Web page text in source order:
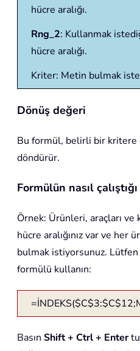
hücre aralığı.
Rng_2: Kullanmak
hücre aralığı.
Kriter: Metin bulmak
Dönüş değeri
Bu formül, belirli bir kritere
döndürür.
Formülün nasıl çalıştığı
Örnek: Ürünleri, araçları ve
hücre aralığınız var ve her
bulmak istiyorsunuz. Lütfen
formülü kullanın:
Basın Shift + Ctrl + Enter